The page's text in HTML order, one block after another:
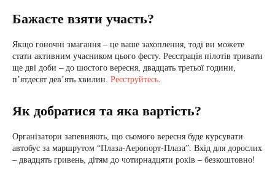
Бажаєте взяти участь?
Якщо гоночні змагання – це ваше захоплення, тоді ви можете
стати активним учасником цього фесту. Реєстрація пілотів тривати
ще дві доби – до шостого вересня, двадцать третьої години,
п’ятдесят дев’ять хвилин. Реєструйтесь.
Як добратися та яка вартість?
Організатори запевняють, що сьомого вересня буде курсувати
автобус за маршрутом “Плаза-Аеропорт-Плаза”. Вхід для дорослих
– двадцять гривень, дітям до чотирнадцяти років – безкоштовно!